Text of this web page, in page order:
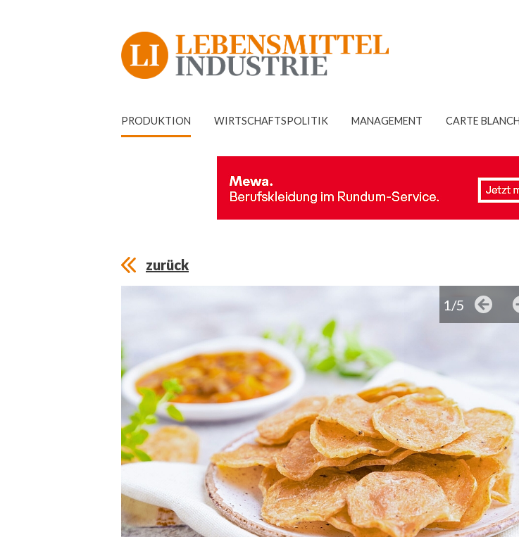
PRODUKTION WIRTSCHAFTSPOLITIK MANAGEMENT CARTE
zurück
1/5